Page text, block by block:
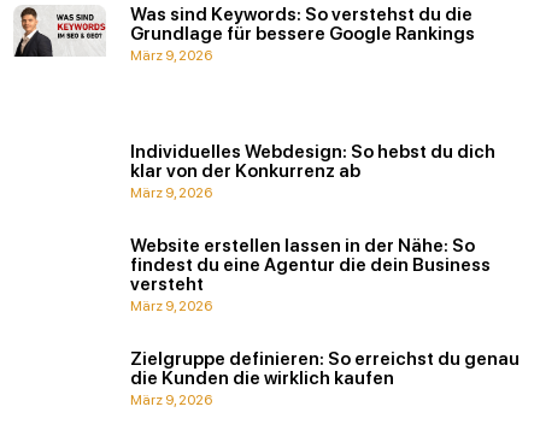
Was sind Keywords: So verstehst du die
Grundlage für bessere Google Rankings
März 9, 2026
Individuelles Webdesign: So hebst du dich
klar von der Konkurrenz ab
März 9, 2026
Website erstellen lassen in der Nähe: So
findest du eine Agentur die dein Business
versteht
März 9, 2026
Zielgruppe definieren: So erreichst du genau
die Kunden die wirklich kaufen
März 9, 2026